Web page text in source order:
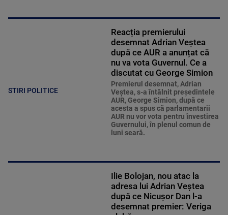
STIRI POLITICE
Reacția premierului
desemnat Adrian Veștea
după ce AUR a anunțat că
nu va vota Guvernul. Ce a
discutat cu George Simion
Premierul desemnat, Adrian
Veştea, s-a întâlnit preşedintele
AUR, George Simion, după ce
acesta a spus că parlamentarii
AUR nu vor vota pentru învestirea
Guvernului, în plenul comun de
luni seară.
Ilie Bolojan, nou atac la
adresa lui Adrian Veştea
după ce Nicușor Dan l-a
desemnat premier: Veriga